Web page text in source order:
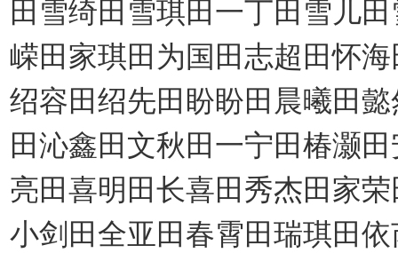
田雪绮田雪琪田一丁田雪儿
嵘田家琪田为国田志超田怀
绍容田绍先田盼盼田晨曦田
田沁鑫田文秋田一宁田椿灏
亮田喜明田长喜田秀杰田家
小剑田全亚田春霄田瑞琪田